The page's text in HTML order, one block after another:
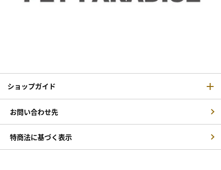
ショップガイド
お問い合わせ先
特商法に基づく表示